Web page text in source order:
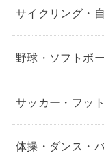
サイクリング・
野球・ソフトボ
サッカー・フッ
体操・ダンス・